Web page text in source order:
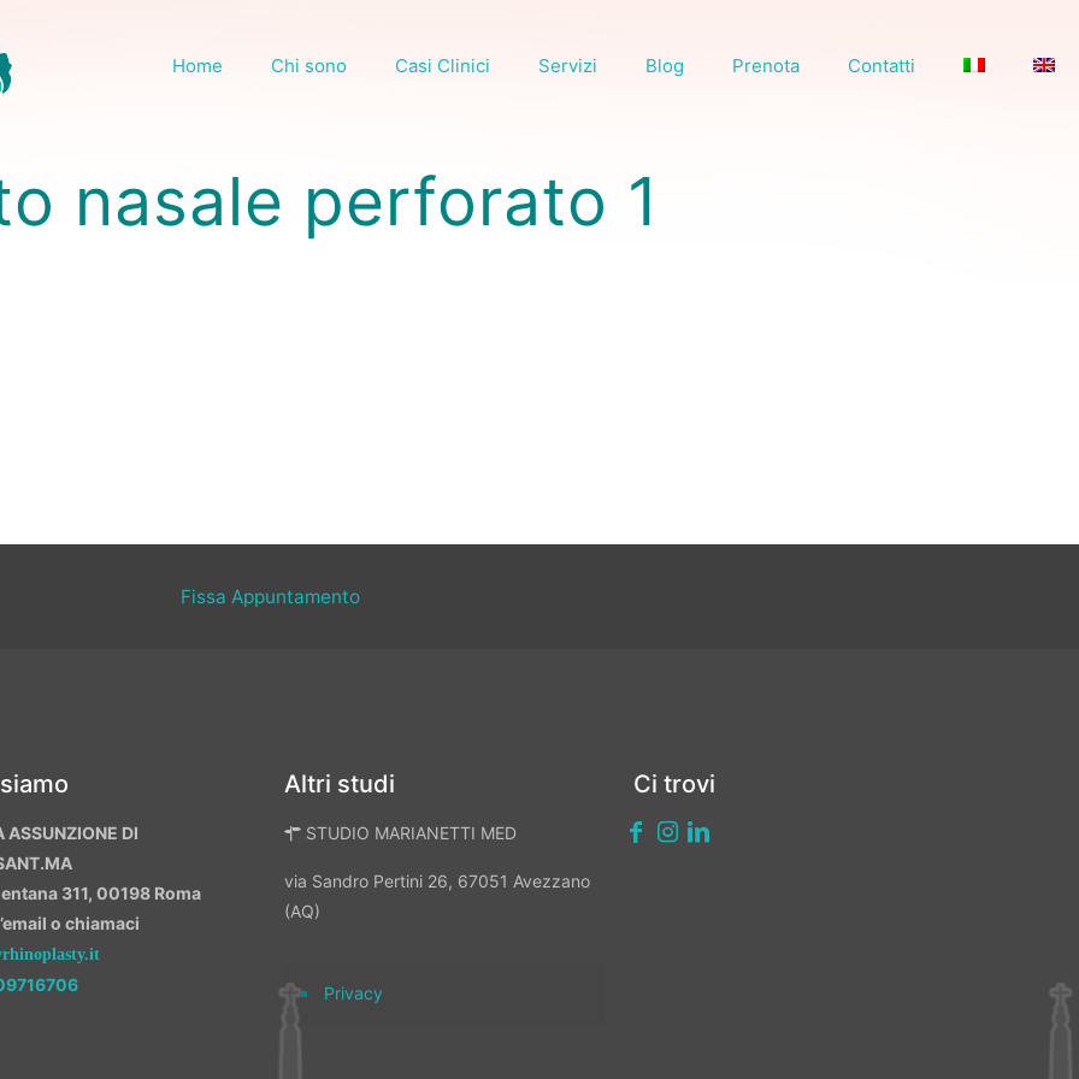
Home Chi sono Casi Clinici Servizi Blog Prenota Contatti
nasale perforato 1
Fissa Appuntamento
ASSUNZIONE DI
311, 00198 Roma
o chiamaci
Altri studi
STUDIO MARIANETTI MED
via Sandro Pertini 26, 67051 Avezzano
(AQ)
Privacy
Ci trovi